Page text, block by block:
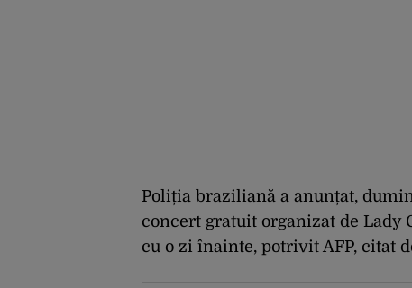
Poliția braziliană a anunțat,
concert gratuit organizat de Lady
cu o zi înainte, potrivit AFP, citat